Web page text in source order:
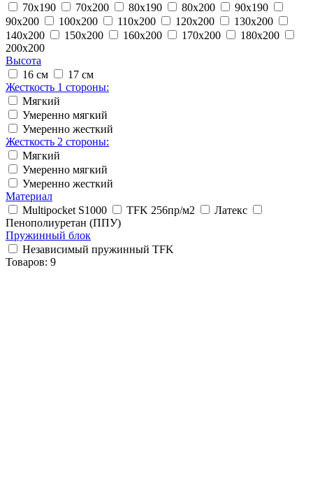
70x190
70x200 80x190 80x200
90x190
90x200
100x200 110x200 120x200
130x200
140x200
150x200 160x200 170x200
180x200
200x200
Высота
16 см
17 см
Жесткость 1 стороны:
Мягкий
Умеренно мягкий
Умеренно жесткий
Жесткость 2 стороны:
Мягкий
Умеренно мягкий
Умеренно жесткий
Материал
Multipocket S1000
TFK 256пр/м2
Латекс
Пенополиуретан (ППУ)
Пружинный блок
Независимый пружинный TFK
Товаров: 9